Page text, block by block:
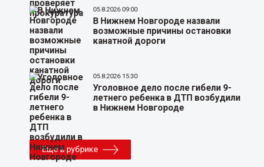
05.8.2026 09:00
В Нижнем Новгороде назвали
возможные причины остановки
канатной дороги
05.8.2026 15:30
Уголовное дело после гибели 9-
летнего ребенка в ДТП возбудили
в Нижнем Новгороде
Еще в рубрике